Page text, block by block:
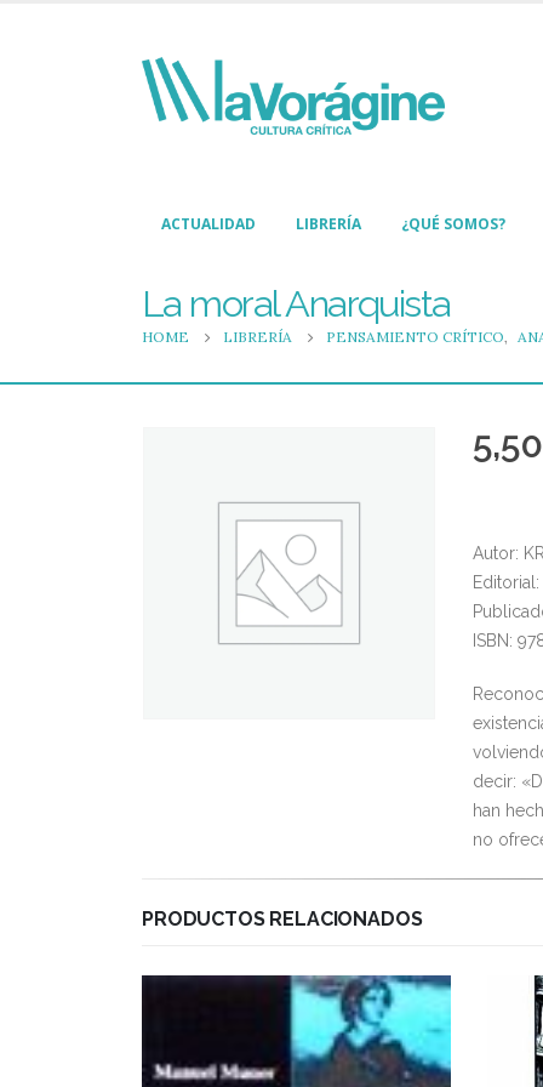
ACTUALIDAD LIBRERÍA ¿QUÉ SOMOS?
La moral Anarquista
HOME LIBRERÍA PENSAMIENTO CRÍTICO,
5,50
Autor:
ISBN:
decir:
han
no
PRODUCTOS RELACIONADOS